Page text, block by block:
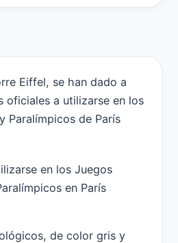
Eiffel, se han dado a
oficiales a utilizarse en los
Paralímpicos de París
de color gris y